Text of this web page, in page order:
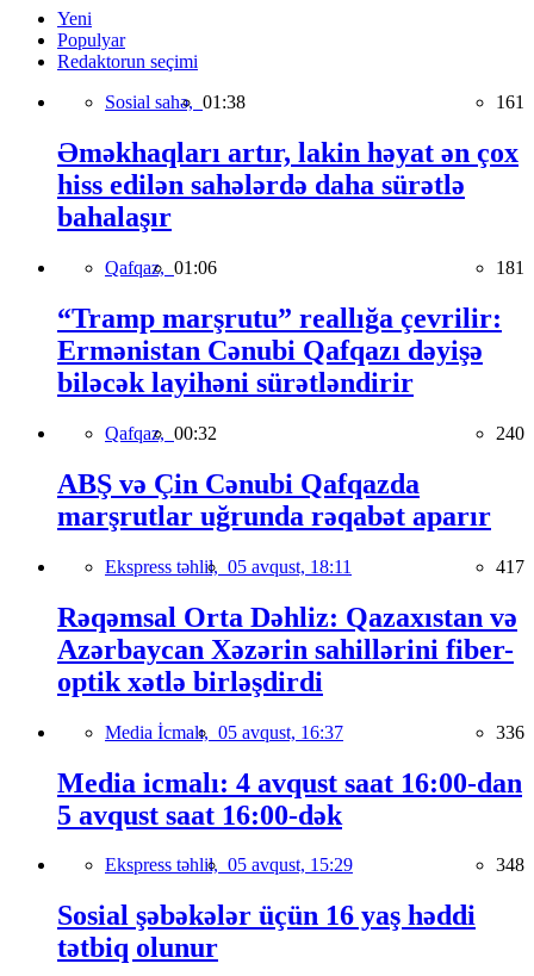
Yeni
Populyar
Redaktorun seçimi
Sosial sahə, 01:38 161
Əməkhaqları artır, lakin həyat ən çox
hiss edilən sahələrdə daha sürətlə
bahalaşır
Qafqaz, 01:06 181
“Tramp marşrutu” reallığa çevrilir:
Ermənistan Cənubi Qafqazı dəyişə
biləcək layihəni sürətləndirir
Qafqaz, 00:32 240
ABŞ və Çin Cənubi Qafqazda
marşrutlar uğrunda rəqabət aparır
Ekspress təhlil, 05 avqust, 18:11 417
Rəqəmsal Orta Dəhliz: Qazaxıstan və
Azərbaycan Xəzərin sahillərini fiber-
optik xətlə birləşdirdi
Media İcmalı, 05 avqust, 16:37 336
Media icmalı: 4 avqust saat 16:00-dan
5 avqust saat 16:00-dək
Ekspress təhlil, 05 avqust, 15:29 348
Sosial şəbəkələr üçün 16 yaş həddi
tətbiq olunur